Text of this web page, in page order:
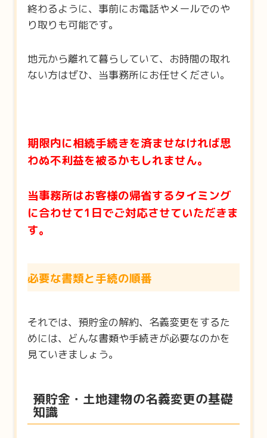
終わるように、事前にお電話やメールでのや
り取りも可能です。
地元から離れて暮らしていて、お時間の取れ
ない方はぜひ、当事務所にお任せください。
期限内に相続手続きを済ませなければ思
わぬ不利益を被るかもしれません。
当事務所はお客様の帰省するタイミング
に合わせて1日でご対応させていただきま
す。
必要な書類と手続の順番
それでは、預貯金の解約、名義変更をするた
めには、どんな書類や手続きが必要なのかを
見ていきましょう。
預貯金・土地建物の名義変更の基礎
知識